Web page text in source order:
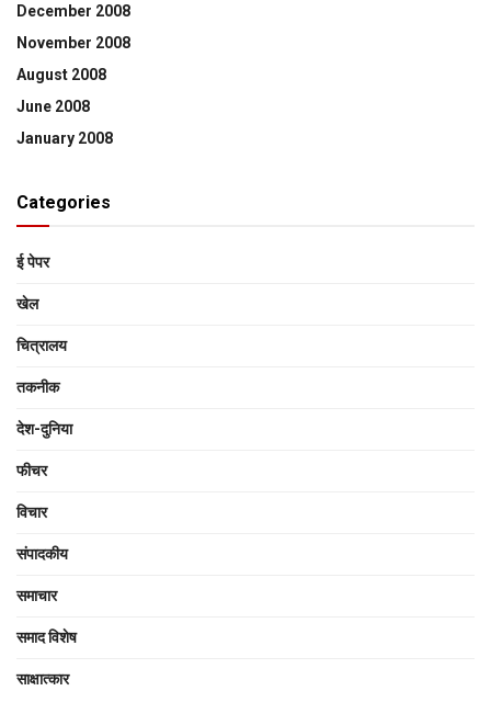
December 2008
November 2008
August 2008
June 2008
January 2008
Categories
ई पेपर
खेल
चित्रालय
तकनीक
देश-दुनिया
फीचर
विचार
संपादकीय
समाचार
समाद विशेष
साक्षात्‍कार